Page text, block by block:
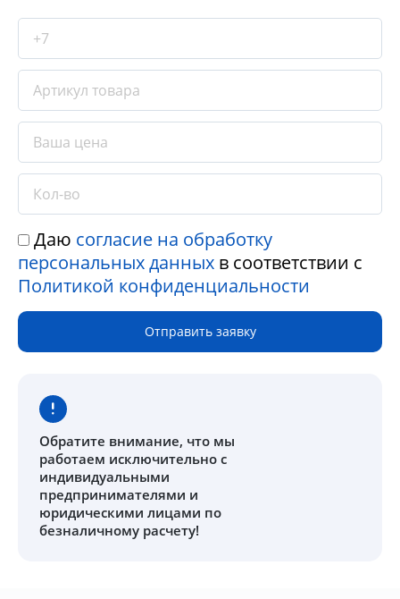
Даю согласие на обработку
персональных данных в соответствии с
Политикой конфиденциальности
Отправить заявку
Обратите внимание, что мы
работаем исключительно с
индивидуальными
предпринимателями и
юридическими лицами по
безналичному расчету!